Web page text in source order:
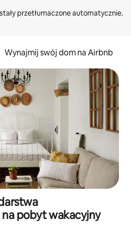
Wynajmij swój dom na Airbnb
pobyt wakacyjny